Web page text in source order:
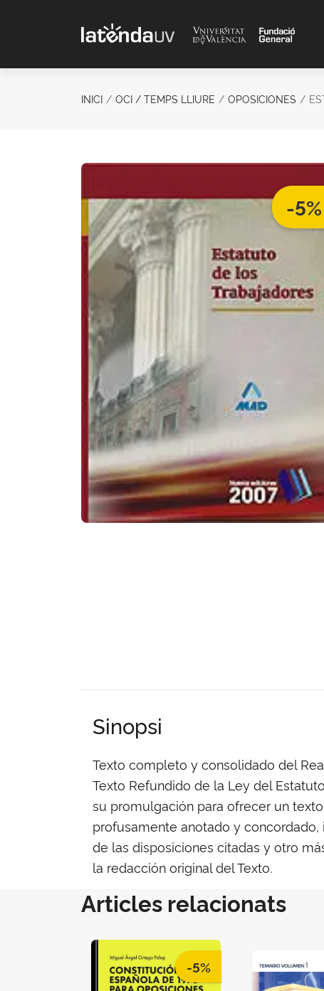
INICI OCI / TEMPS LLIURE OPOSICIONES
-5%
Sinopsi
Texto completo y consolidado del
Texto Refundido de la Ley del
su promulgación para ofrecer un
profusamente anotado y
de las disposiciones citadas y otro
la redacción original del Texto.
Articles relacionats
-5%